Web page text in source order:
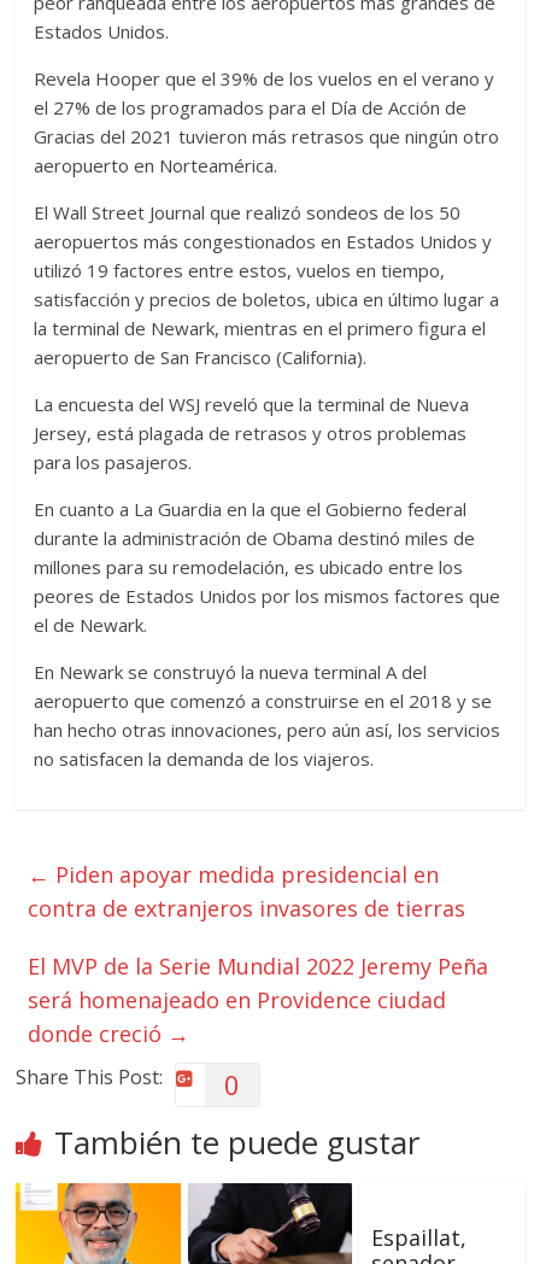
Estados Unidos.
Revela Hooper que el 39% de los vuelos en el verano y
el 27% de los programados para el Día de Acción de
Gracias del 2021 tuvieron más retrasos que ningún otro
aeropuerto en Norteamérica.
El Wall Street Journal que realizó sondeos de los 50
aeropuertos más congestionados en Estados Unidos y
utilizó 19 factores entre estos, vuelos en tiempo,
satisfacción y precios de boletos, ubica en último lugar a
la terminal de Newark, mientras en el primero figura el
aeropuerto de San Francisco (California).
La encuesta del WSJ reveló que la terminal de Nueva
Jersey, está plagada de retrasos y otros problemas
para los pasajeros.
En cuanto a La Guardia en la que el Gobierno federal
durante la administración de Obama destinó miles de
millones para su remodelación, es ubicado entre los
peores de Estados Unidos por los mismos factores que
el de Newark.
En Newark se construyó la nueva terminal A del
aeropuerto que comenzó a construirse en el 2018 y se
han hecho otras innovaciones, pero aún así, los servicios
no satisfacen la demanda de los viajeros.
← Piden apoyar medida presidencial en
contra de extranjeros invasores de tierras
El MVP de la Serie Mundial 2022 Jeremy Peña
será homenajeado en Providence ciudad
donde creció →
Share This Post: 0
También te puede gustar
Espaillat,